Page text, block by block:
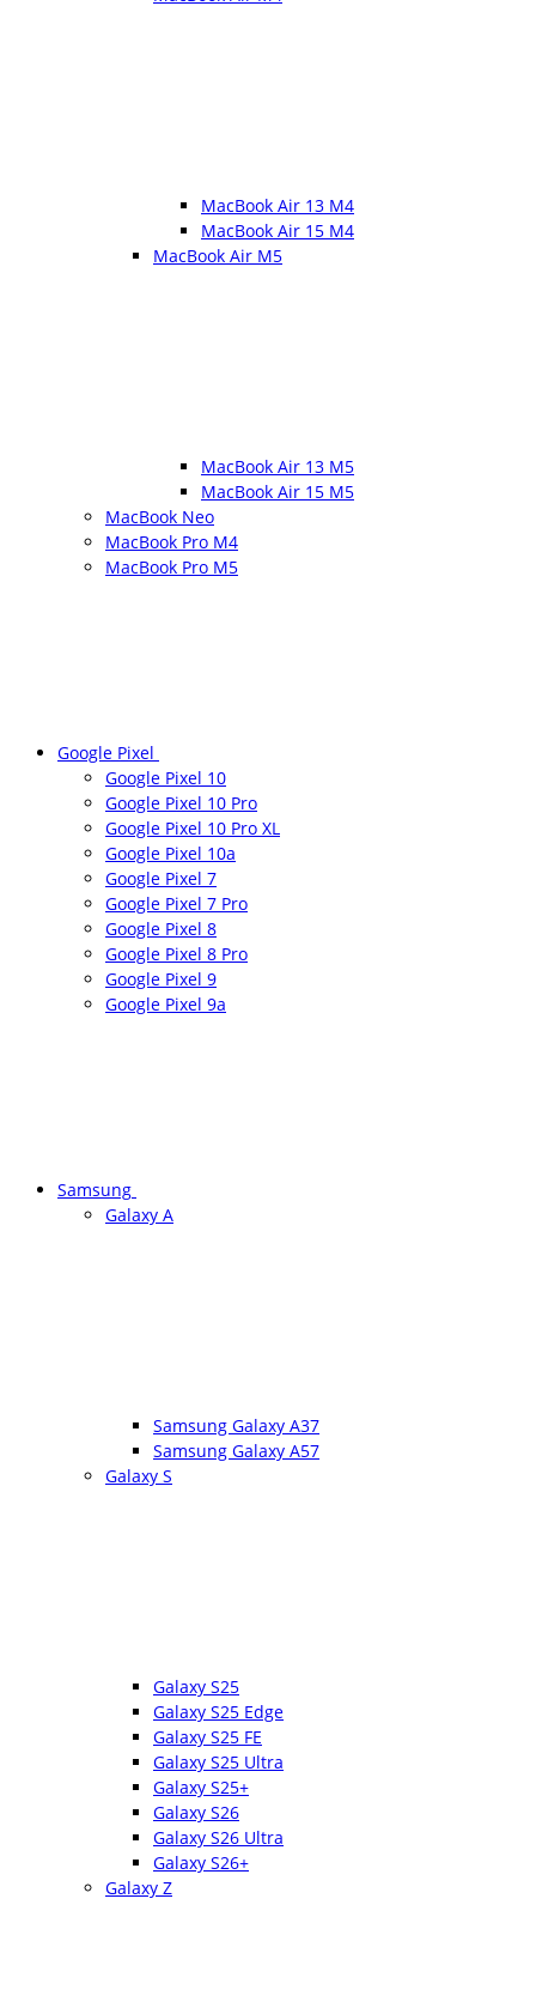
MacBook Air 13 M4
MacBook Air 15 M4
MacBook Air M5
MacBook Air 13 M5
MacBook Air 15 M5
MacBook Neo
MacBook Pro M4
MacBook Pro M5
Google Pixel
Google Pixel 10
Google Pixel 10 Pro
Google Pixel 10 Pro XL
Google Pixel 10a
Google Pixel 7
Google Pixel 7 Pro
Google Pixel 8
Google Pixel 8 Pro
Google Pixel 9
Google Pixel 9a
Samsung
Galaxy A
Samsung Galaxy A37
Samsung Galaxy A57
Galaxy S
Galaxy S25
Galaxy S25 Edge
Galaxy S25 FE
Galaxy S25 Ultra
Galaxy S25+
Galaxy S26
Galaxy S26 Ultra
Galaxy S26+
Galaxy Z